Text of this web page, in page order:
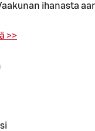
ihanasta
>>